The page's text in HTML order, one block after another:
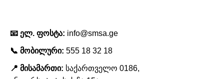
📧 ელ. ფოსტა: info@smsa.ge
📞 მობილური: 555 18 32 18
📍 მისამართი: საქართველო 0186,